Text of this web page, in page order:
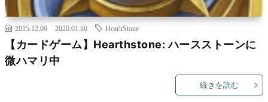
2015.12.06 2020.01.30 HearhStone
【カードゲーム】Hearthstone: ハースストーンに
微ハマリ中
続きを読む